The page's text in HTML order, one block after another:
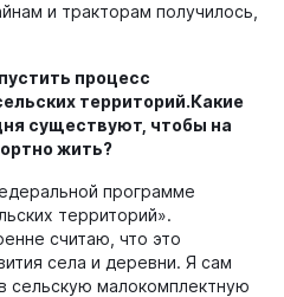
и тракторам получилось,
пустить процесс
территорий.Какие
существуют, чтобы на
жить?
программе
территорий».
считаю, что это
села и деревни. Я сам
сельскую малокомплектную